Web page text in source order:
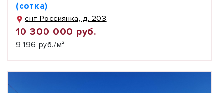
(сотка)
снт Россиянка, д. 203
10 300 000 руб.
9 196 руб./м²